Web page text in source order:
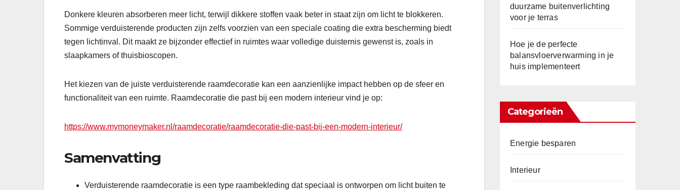
Donkere kleuren absorberen meer licht, terwijl dikkere stoffen vaak beter in staat zijn om licht te blokkeren.
Sommige verduisterende producten zijn zelfs voorzien van een speciale coating die extra bescherming biedt
tegen lichtinval. Dit maakt ze bijzonder effectief in ruimtes waar volledige duisternis gewenst is, zoals in
slaapkamers of thuisbioscopen.
Het kiezen van de juiste verduisterende raamdecoratie kan een aanzienlijke impact hebben op de sfeer en
functionaliteit van een ruimte. Raamdecoratie die past bij een modern interieur vind je op:
https://www.mymoneymaker.nl/raamdecoratie/raamdecoratie-die-past-bij-een-modern-interieur/
Samenvatting
Verduisterende raamdecoratie is een type raambekleding dat speciaal is ontworpen om licht buiten te
duurzame buitenverlichting
voor je terras
Hoe je de perfecte
balansvloerverwarming in je
huis implementeert
Categorieën
Energie besparen
Interieur